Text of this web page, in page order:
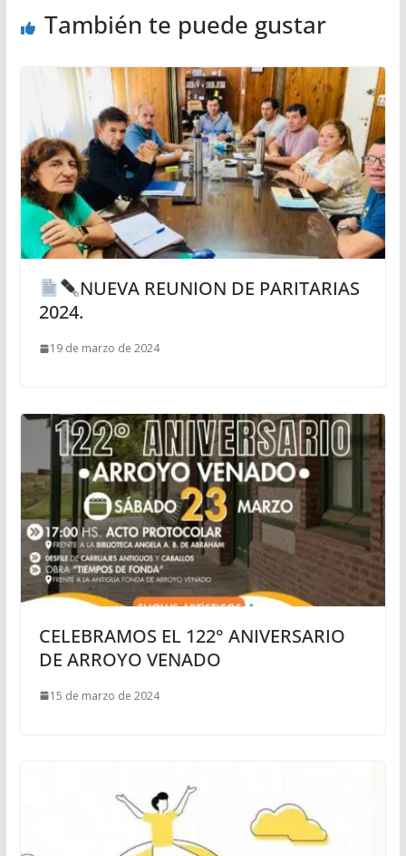
También te puede gustar
NUEVA REUNION DE PARITARIAS
2024.
19 de marzo de 2024
CELEBRAMOS EL 122° ANIVERSARIO
DE ARROYO VENADO
15 de marzo de 2024